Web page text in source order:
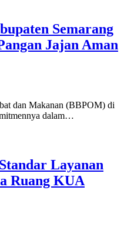
Semarang
Jajan Aman
dan Makanan (BBPOM) di
dalam…
Layanan
Ruang KUA